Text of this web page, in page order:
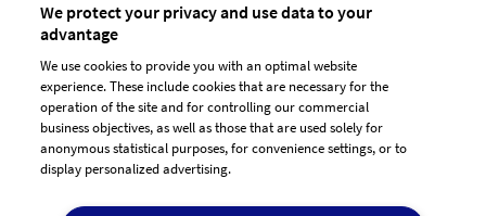
We protect your privacy and use data to your
advantage
We use cookies to provide you with an optimal website
experience. These include cookies that are necessary for the
operation of the site and for controlling our commercial
business objectives, as well as those that are used solely for
anonymous statistical purposes, for convenience settings, or to
display personalized advertising.